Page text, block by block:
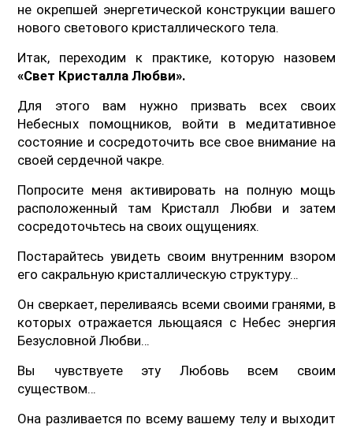
не окрепшей энергетической конструкции вашего
нового светового кристаллического тела.
Итак, переходим к практике, которую назовем
«Свет Кристалла Любви».
Для этого вам нужно призвать всех своих
Небесных помощников, войти в медитативное
состояние и сосредоточить все свое внимание на
своей сердечной чакре.
Попросите меня активировать на полную мощь
расположенный там Кристалл Любви и затем
сосредоточьтесь на своих ощущениях.
Постарайтесь увидеть своим внутренним взором
его сакральную кристаллическую структуру…
Он сверкает, переливаясь всеми своими гранями, в
которых отражается льющаяся с Небес энергия
Безусловной Любви…
Вы чувствуете эту Любовь всем своим
существом…
Она разливается по всему вашему телу и выходит